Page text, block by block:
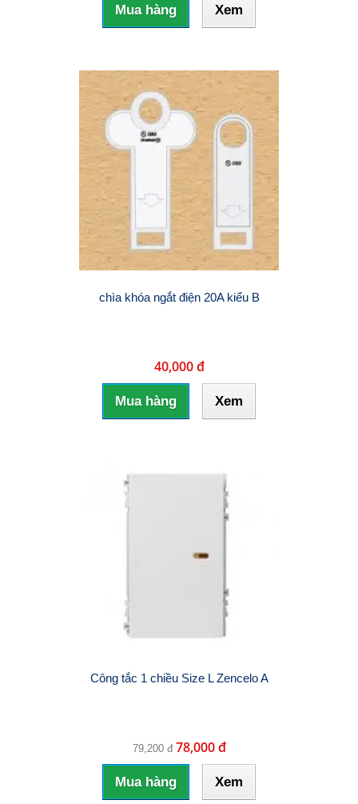
Mua hàng Xem
chìa khóa ngắt điện 20A kiểu B
40,000 đ
Mua hàng Xem
Công tắc 1 chiều Size L Zencelo A
79,200 đ 78,000 đ
Mua hàng Xem